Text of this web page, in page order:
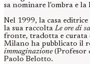
sa nominare l'ombra e la
Nel 1999, la casa
la sua raccolta Le ore di
fronte, tradotta e curata
Milano ha pubblicato il
immaginazione(Profesor
Paolo Belotto.